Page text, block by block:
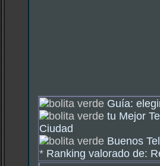
Guía:
tu Mejor
Ciudad
Buenos
* Ranking valorado de: